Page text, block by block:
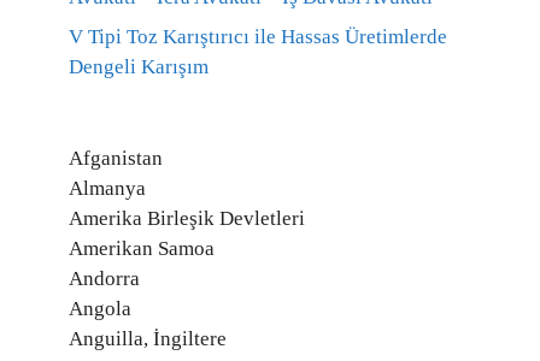
V Tipi Toz Karıştırıcı ile Hassas Üretimlerde
Dengeli Karışım
Afganistan
Almanya
Amerika Birleşik Devletleri
Amerikan Samoa
Andorra
Angola
Anguilla, İngiltere